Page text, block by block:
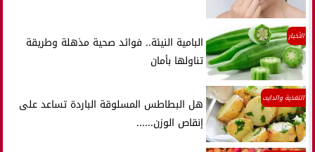
الأخبار
البامية النيئة.. فوائد صحية مذهلة وطريقة
تناولها بأمان
التغذية والدايت
هل البطاطس المسلوقة الباردة تساعد على
إنقاص الوزن......